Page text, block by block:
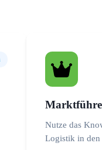
Nutze das
Logistik in den